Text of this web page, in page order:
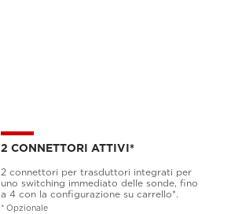
2 CONNETTORI ATTIVI*
2 connettori per trasduttori integrati per
uno switching immediato delle sonde, fino
a 4 con la configurazione su carrello*.
* Opzionale